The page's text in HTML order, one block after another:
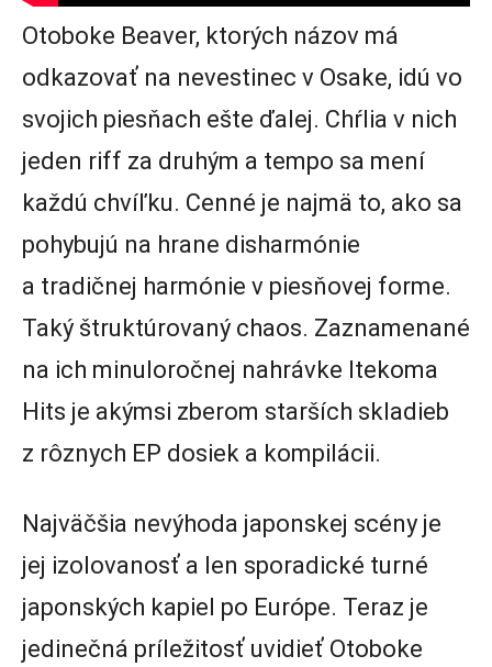
Otoboke Beaver, ktorých názov má
odkazovať na nevestinec v Osake, idú vo
svojich piesňach ešte ďalej. Chŕlia v nich
jeden riff za druhým a tempo sa mení
každú chvíľku. Cenné je najmä to, ako sa
pohybujú na hrane disharmónie
a tradičnej harmónie v piesňovej forme.
Taký štruktúrovaný chaos. Zaznamenané
na ich minuloročnej nahrávke Itekoma
Hits je akýmsi zberom starších skladieb
z rôznych EP dosiek a kompilácii.
Najväčšia nevýhoda japonskej scény je
jej izolovanosť a len sporadické turné
japonských kapiel po Európe. Teraz je
jedinečná príležitosť uvidieť Otoboke